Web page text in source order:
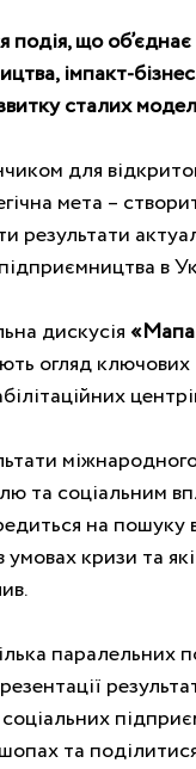
що
імпакт-
сталих
для
мета –
результати
в
дискусія «Мапа
огляд ключових
та соціальним
на
в умовах кризи та
паралельних
та